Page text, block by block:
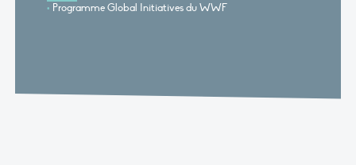
Programme Global Initiatives du WWF